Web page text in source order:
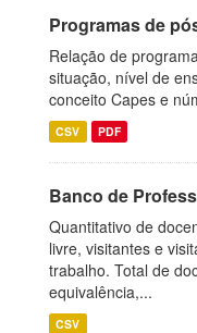
Programas de
Relação de
situação, nível de
conceito Capes e
CSV PDF
Banco de
Quantitativo de
livre, visitantes e
trabalho. Total de
equivalência,...
CSV